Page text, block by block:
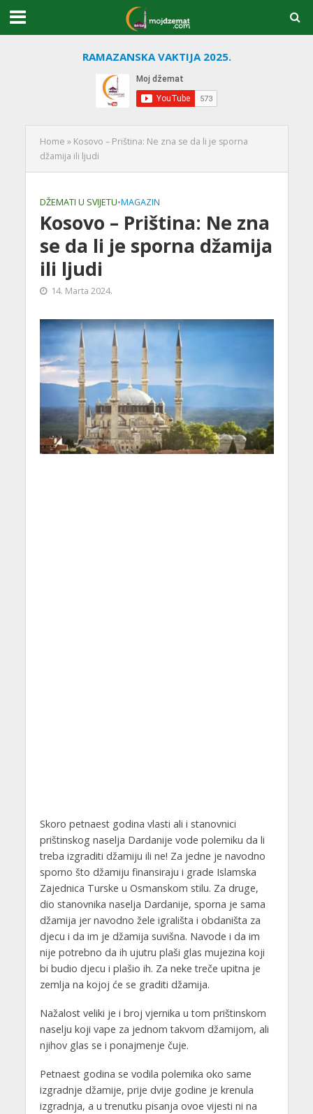
RAMAZANSKA VAKTIJA 2025.
Home » Kosovo – Priština: Ne zna se da li je sporna
džamija ili ljudi
DŽEMATI U SVIJETU•MAGAZIN
Kosovo – Priština: Ne zna
se da li je sporna džamija
ili ljudi
14. Marta 2024.
Skoro petnaest godina vlasti ali i stanovnici
prištinskog naselja Dardanije vode polemiku da li
treba izgraditi džamiju ili ne! Za jedne je navodno
sporno što džamiju finansiraju i grade Islamska
Zajednica Turske u Osmanskom stilu. Za druge,
dio stanovnika naselja Dardanije, sporna je sama
džamija jer navodno žele igrališta i obdaništa za
djecu i da im je džamija suvišna. Navode i da im
nije potrebno da ih ujutru plaši glas mujezina koji
bi budio djecu i plašio ih. Za neke treče upitna je
zemlja na kojoj će se graditi džamija.
Nažalost veliki je i broj vjernika u tom prištinskom
naselju koji vape za jednom takvom džamijom, ali
njihov glas se i ponajmenje čuje.
Petnaest godina se vodila polemika oko same
izgradnje džamije, prije dvije godine je krenula
izgradnja, a u trenutku pisanja ovoe vijesti ni na